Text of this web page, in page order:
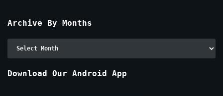
Archive By Months
Download Our Android App